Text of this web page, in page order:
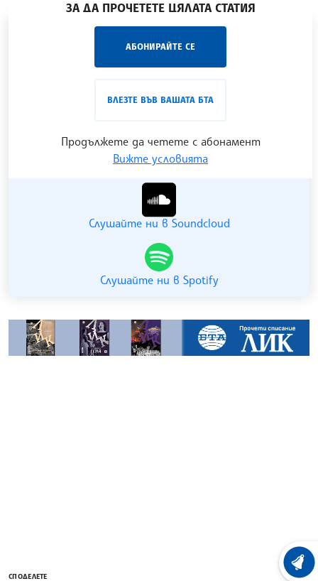
ЗА ДА ПРОЧЕТЕТЕ ЦЯЛАТА СТАТИЯ
АБОНИРАЙТЕ СЕ
ВЛЕЗТЕ ВЪВ ВАШАТА БТА
Продължете да четете с абонамент
Вижте условията
„Час ЛИК“ на БТА е мястото за срещи отблизо с
Гледайте ни в YouTube
Слушайте ни в Soundcloud
Слушайте ни в Spotify
СПОДЕЛЕТЕ